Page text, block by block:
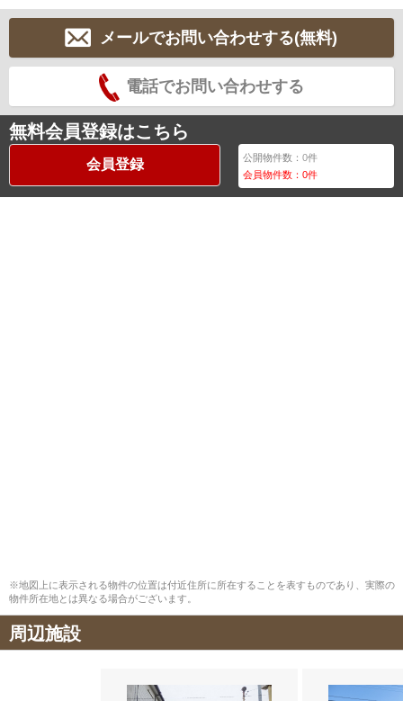
メールでお問い合わせする(無料)
電話でお問い合わせする
無料会員登録はこちら
会員登録 公開物件数：0件
会員物件数：0件
※地図上に表示される物件の位置は付近住所に所在することを表すものであり、実際の
物件所在地とは異なる場合がございます。
周辺施設